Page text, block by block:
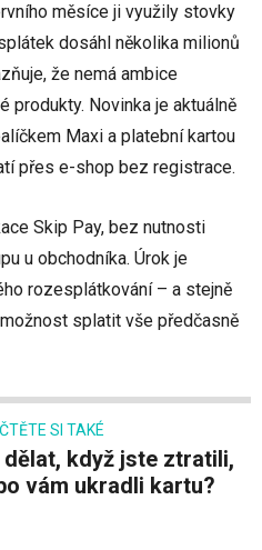
měsíce ji využily stovky
dosáhl několika milionů
že nemá ambice
produkty. Novinka je aktuálně
Maxi a platební kartou
přes e-shop bez registrace.
Skip Pay, bez nutnosti
u obchodníka. Úrok je
rozesplátkování – a stejně
splatit vše předčasně
SI TAKÉ
vám ukradli kartu?